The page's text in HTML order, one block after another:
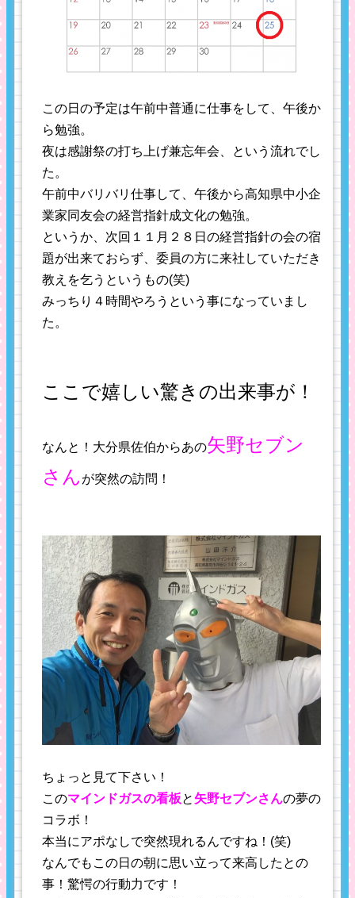
この日の予定は午前中普通に仕事をして、午後か
ら勉強。
夜は感謝祭の打ち上げ兼忘年会、という流れでし
た。
午前中バリバリ仕事して、午後から高知県中小企
業家同友会の経営指針成文化の勉強。
というか、次回１１月２８日の経営指針の会の宿
題が出来ておらず、委員の方に来社していただき
教えを乞うというもの(笑)
みっちり４時間やろうという事になっていまし
た。
ここで嬉しい驚きの出来事が！
なんと！大分県佐伯からあの矢野セブン
さん が突然の訪問！
ちょっと見て下さい！
このマインドガスの看板と 矢野セブンさんの夢の
コラボ！
本当にアポなしで突然現れるんですね！(笑)
なんでもこの日の朝に思い立って来高したとの
事！驚愕の行動力です！